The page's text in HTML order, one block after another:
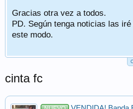
Gracias otra vez a todos.
PD. Según tenga noticias las
este modo.
cinta fc